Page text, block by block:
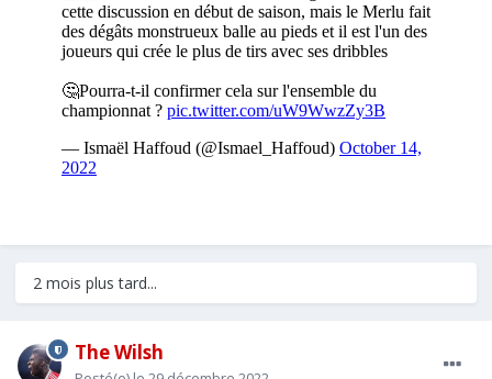
2 mois plus tard...
The Wilsh